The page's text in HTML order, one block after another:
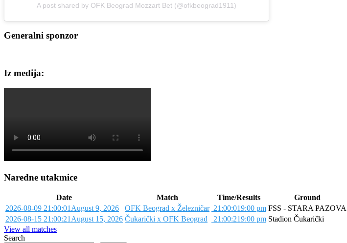
A post shared by OFK Beograd Mozzart Bet (@ofkbeograd1911)
Generalni sponzor
Iz medija:
Naredne utakmice
Date Match Time/Results
Ground
2026-08-09 21:00:01August 9, 2026 OFK Beograd x Železničar 21:00:019:00 pm FSS - STARA PAZOVA
2026-08-15 21:00:21August 15, 2026 Čukarički x OFK Beograd 21:00:219:00 pm Stadion Čukarički
View all matches
Search